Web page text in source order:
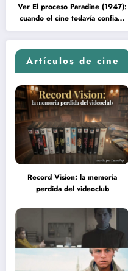
Ver El proceso Paradine (1947):
cuando el cine todavía confiaba
en la inteligencia del espectador
Artículos de cine
Record Vision: la memoria
perdida del videoclub